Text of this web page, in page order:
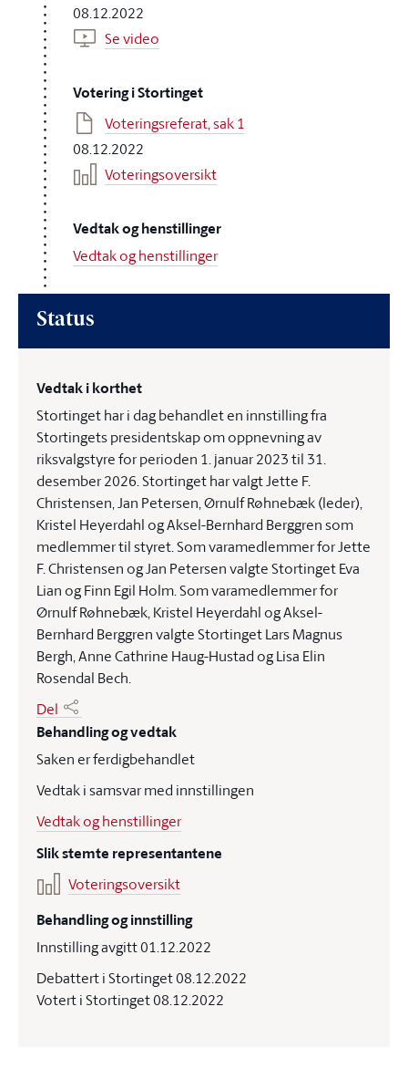
08.12.2022
Se video
Votering i Stortinget
Voteringsreferat, sak 1
08.12.2022
Voteringsoversikt
Vedtak og henstillinger
Vedtak og henstillinger
Status
Vedtak i korthet
Stortinget har i dag behandlet en innstilling fra
Stortingets presidentskap om oppnevning av
riksvalgstyre for perioden 1. januar 2023 til 31.
desember 2026. Stortinget har valgt Jette F.
Christensen, Jan Petersen, Ørnulf Røhnebæk (leder),
Kristel Heyerdahl og Aksel-Bernhard Berggren som
medlemmer til styret. Som varamedlemmer for Jette
F. Christensen og Jan Petersen valgte Stortinget Eva
Lian og Finn Egil Holm. Som varamedlemmer for
Ørnulf Røhnebæk, Kristel Heyerdahl og Aksel-
Bernhard Berggren valgte Stortinget Lars Magnus
Bergh, Anne Cathrine Haug-Hustad og Lisa Elin
Rosendal Bech.
Del
Behandling og vedtak
Saken er ferdigbehandlet
Vedtak i samsvar med innstillingen
Vedtak og henstillinger
Slik stemte representantene
Voteringsoversikt
Behandling og innstilling
Innstilling avgitt 01.12.2022
Debattert i Stortinget 08.12.2022
Votert i Stortinget 08.12.2022